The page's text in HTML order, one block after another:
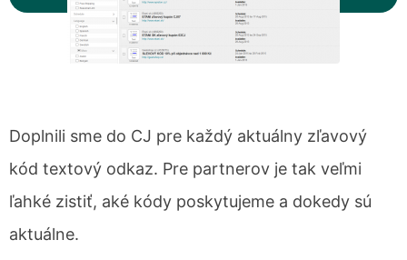
Doplnili sme do CJ pre každý aktuálny zľavový
kód textový odkaz. Pre partnerov je tak veľmi
ľahké zistiť, aké kódy poskytujeme a dokedy sú
aktuálne.